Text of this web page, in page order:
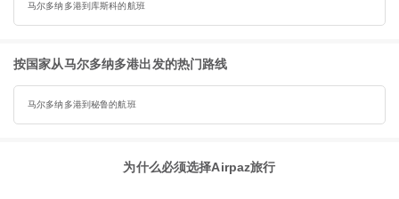
马尔多纳多港到库斯科的航班
按国家从马尔多纳多港出发的热门路线
马尔多纳多港到秘鲁的航班
为什么必须选择Airpaz旅行